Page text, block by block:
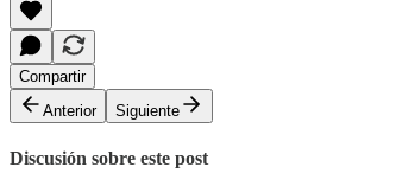
Compartir
Anterior
Siguiente
Discusión sobre este post